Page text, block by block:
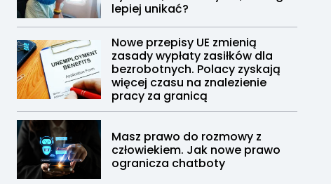
lepiej unikać?
Nowe przepisy UE zmienią
zasady wypłaty zasiłków dla
bezrobotnych. Polacy zyskają
więcej czasu na znalezienie
pracy za granicą
Masz prawo do rozmowy z
człowiekiem. Jak nowe prawo
ogranicza chatboty